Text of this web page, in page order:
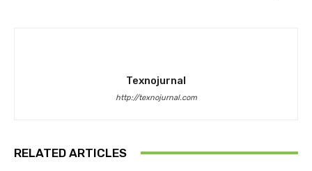
Texnojurnal
http://texnojurnal.com
RELATED ARTICLES